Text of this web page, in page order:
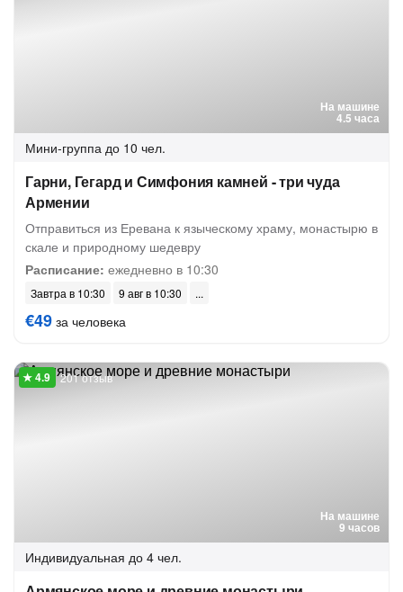
На машине
4.5 часа
Мини-группа до 10 чел.
Гарни, Гегард и Симфония камней - три чуда
Армении
Отправиться из Еревана к языческому храму, монастырю в
скале и природному шедевру
Расписание: ежедневно в 10:30
Завтра в 10:30 9 авг в 10:30
€49 за человека
На машине
9 часов
201 отзыв
Индивидуальная до 4 чел.